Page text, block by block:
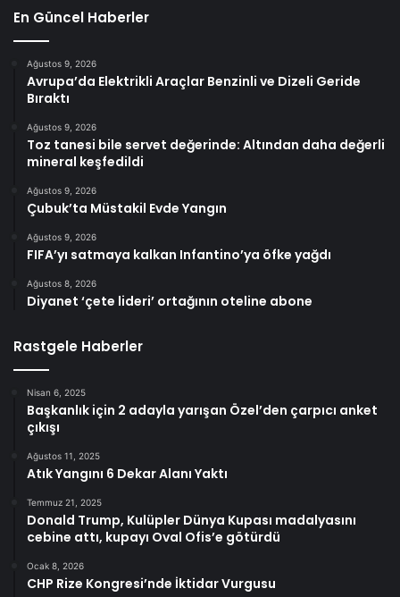
En Güncel Haberler
Ağustos 9, 2026
Avrupa’da Elektrikli Araçlar Benzinli ve Dizeli Geride
Bıraktı
Ağustos 9, 2026
Toz tanesi bile servet değerinde: Altından daha değerli
mineral keşfedildi
Ağustos 9, 2026
Çubuk’ta Müstakil Evde Yangın
Ağustos 9, 2026
FIFA’yı satmaya kalkan Infantino’ya öfke yağdı
Ağustos 8, 2026
Diyanet ‘çete lideri’ ortağının oteline abone
Rastgele Haberler
Nisan 6, 2025
Başkanlık için 2 adayla yarışan Özel’den çarpıcı anket
çıkışı
Ağustos 11, 2025
Atık Yangını 6 Dekar Alanı Yaktı
Temmuz 21, 2025
Donald Trump, Kulüpler Dünya Kupası madalyasını
cebine attı, kupayı Oval Ofis’e götürdü
Ocak 8, 2026
CHP Rize Kongresi’nde İktidar Vurgusu